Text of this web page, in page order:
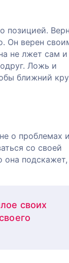
позицией.
Он верен
не лжет сам и
Ложь и
ближний
о проблемах и
со своей
она подскажет,
своих